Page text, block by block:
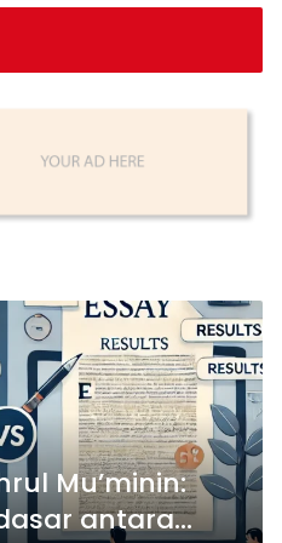
Mu’minin:
antara